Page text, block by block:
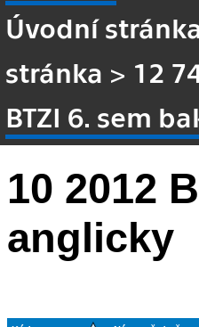
Úvodní
stránka > 12
BTZI 6. sem
10 2012
anglicky